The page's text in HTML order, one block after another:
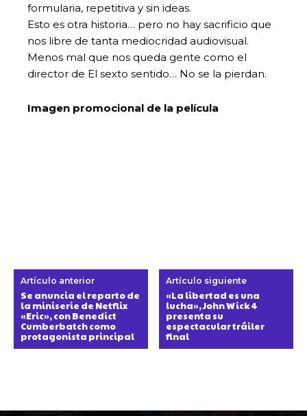
formularia, repetitiva y sin ideas.
Esto es otra historia… pero no hay sacrificio que
nos libre de tanta mediocridad audiovisual.
Menos mal que nos queda gente como el
director de El sexto sentido… No se la pierdan.
Imagen promocional de la película
Artículo anterior
Se anuncia el reparto de
la miniserie de Netflix
«Eric», con Benedict
Cumberbatch como
protagonista principal
Artículo siguiente
«La libertad es una
lucha», John Wick 4
presenta su
espectacular tráiler
final